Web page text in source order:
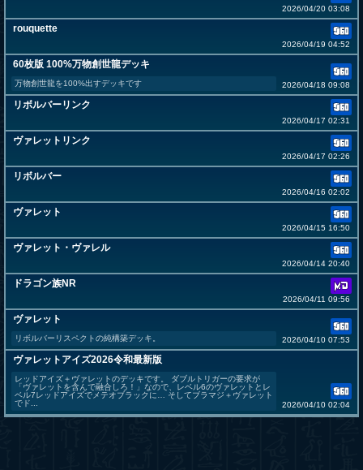
2026/04/20 03:08
rouquette
2026/04/19 04:52
60枚版 100%万物創世龍デッキ
万物創世龍を100%出すデッキです 2026/04/18 09:08
リボルバーリンク
2026/04/17 02:31
ヴァレットリンク
2026/04/17 02:26
リボルバー
2026/04/16 02:02
ヴァレット
2026/04/15 16:50
ヴァレット・ヴァレル
2026/04/14 20:40
ドラゴン族NR
2026/04/11 09:56
ヴァレット
リボルバーリスペクトの純構築デッキ。 2026/04/10 07:53
ヴァレットアイズ2026令和最新版
レッドアイズ＋ヴァレットのデッキです。 ダブルトリガーの要求が
「ヴァレットを含んで融合しろ！」なので、レベル6のヴァレットとレ
ベル7レッドアイズでメテオブラックに… そしてブラマジ＋ヴァレット
でド...
2026/04/10 02:04